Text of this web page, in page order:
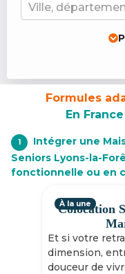
Ville,
Formules
En
1
Intégrer une
Seniors Lyons-la-
fonctionnelle ou en
Colocation
Et si votre
dimension,
douceur de
À la une